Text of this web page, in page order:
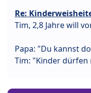
Re:
Tim, 2,8 Jahre will
Papa: "Du kannst
Tim: "Kinder dürfen